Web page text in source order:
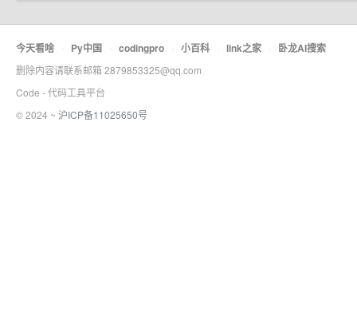
今天看啥 · Py中国 · codingpro · 小百科 · link之家 · 卧龙AI搜索
删除内容请联系邮箱 2879853325@qq.com
Code - 代码工具平台
© 2024 ~ 沪ICP备11025650号